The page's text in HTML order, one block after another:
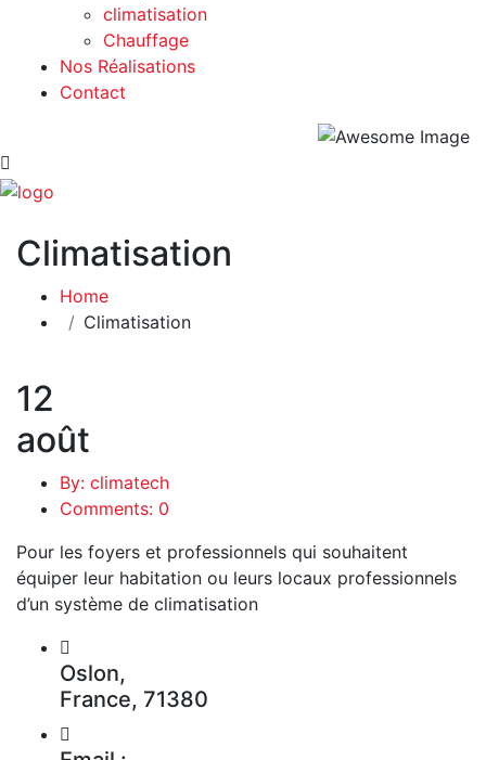
climatisation
Chauffage
Nos Réalisations
Contact
Climatisation
Home
Climatisation
12
août
By: climatech
Comments: 0
Pour les foyers et professionnels qui souhaitent
équiper leur habitation ou leurs locaux professionnels
d’un système de climatisation
Oslon,
France, 71380